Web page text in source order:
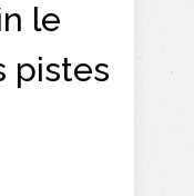
le
pistes